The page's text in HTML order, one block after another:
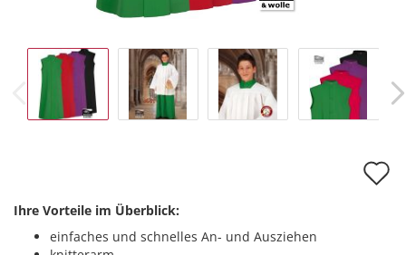
Ihre Vorteile im Überblick:
einfaches und schnelles An- und Ausziehen